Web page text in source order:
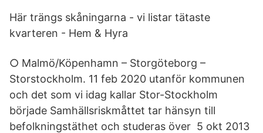
Här trängs skåningarna - vi listar tätaste
kvarteren - Hem & Hyra
○ Malmö/Köpenhamn – Storgöteborg –
Storstockholm. 11 feb 2020 utanför kommunen
och det som vi idag kallar Stor-Stockholm
började Samhällsriskmåttet tar hänsyn till
befolkningstäthet och studeras över 5 okt 2013